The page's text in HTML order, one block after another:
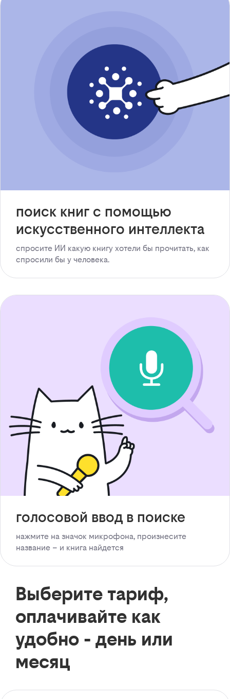
поиск книг с помощью
искусственного интеллекта
спросите ИИ какую книгу хотели бы прочитать, как
спросили бы у человека.
голосовой ввод в поиске
нажмите на значок микрофона, произнесите
название – и книга найдется
Выберите тариф,
оплачивайте как
удобно - день или
месяц